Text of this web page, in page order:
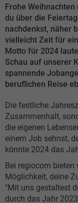
Frohe
du über die
nachdenkst, näher
vielleicht Zeit für
Motto für 2024
Schau auf unserer
spannende
beruflichen Reise
Die festliche
Zusammenhalt,
die eigenen
einem Job sehnst,
könnte 2024 das
Bei regiocom
Möglichkeit, deine
"Mit uns gestaltest
durch das Jahr